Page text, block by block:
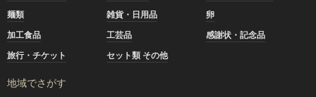
麺類
雑貨・日用品
卵
加工食品
工芸品
感謝状・記念品
旅行・チケット
セット類 その他
地域でさがす